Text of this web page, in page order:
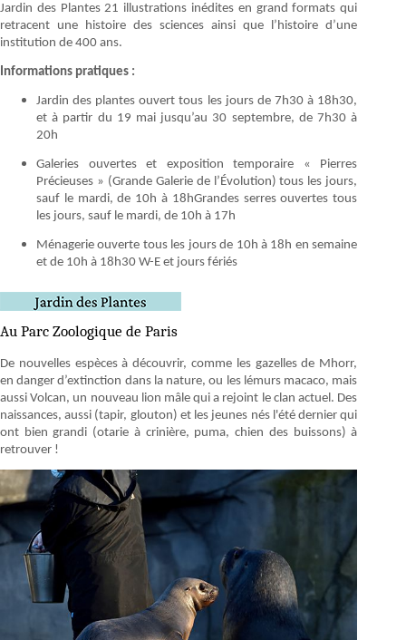
Jardin des Plantes 21 illustrations inédites en grand formats qui
retracent une histoire des sciences ainsi que l’histoire d’une
institution de 400 ans.
Informations pratiques :
Jardin des plantes ouvert tous les jours de 7h30 à 18h30,
et à partir du 19 mai jusqu’au 30 septembre, de 7h30 à
20h
Galeries ouvertes et exposition temporaire « Pierres
Précieuses » (Grande Galerie de l’Évolution) tous les jours,
sauf le mardi, de 10h à 18hGrandes serres ouvertes tous
les jours, sauf le mardi, de 10h à 17h
Ménagerie ouverte tous les jours de 10h à 18h en semaine
et de 10h à 18h30 W-E et jours fériés
Au Parc Zoologique de Paris
De nouvelles espèces à découvrir, comme les gazelles de Mhorr,
en danger d’extinction dans la nature, ou les lémurs macaco, mais
aussi Volcan, un nouveau lion mâle qui a rejoint le clan actuel. Des
naissances, aussi (tapir, glouton) et les jeunes nés l'été dernier qui
ont bien grandi (otarie à crinière, puma, chien des buissons) à
retrouver !